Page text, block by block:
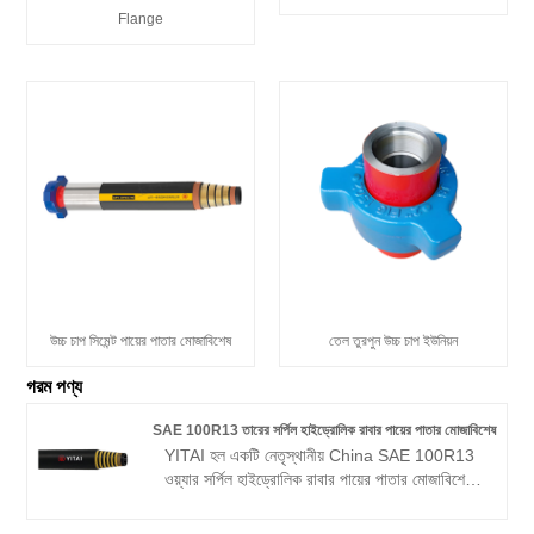
Flange
উচ্চ চাপ সিমেন্ট পায়ের পাতার মোজাবিশেষ তেল তুরপুন উচ্চ চাপ ইউনিয়ন
গরম পণ্য
SAE 100R13 তারের সর্পিল হাইড্রোলিক রাবার পায়ের পাতার মোজাবিশেষ
YITAI হল একটি নেতৃস্থানীয় China SAE 100R13
ওয়্যার সর্পিল হাইড্রোলিক রাবার পায়ের পাতার মোজাবিশেষ